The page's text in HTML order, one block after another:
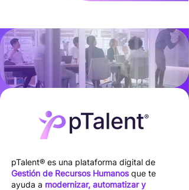
pTalent® es una plataforma digital de
Gestión de Recursos Humanosque te
ayuda a modernizar, automatizar y